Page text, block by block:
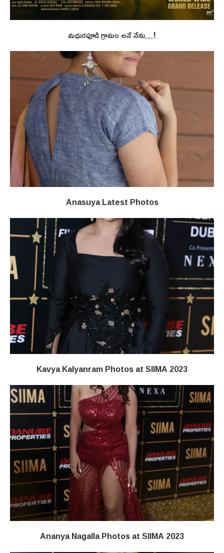
మధురపూడి గ్రామం అనే నేను…!
Anasuya Latest Photos
Kavya Kalyanram Photos at SIIMA 2023
Ananya Nagalla Photos at SIIMA 2023